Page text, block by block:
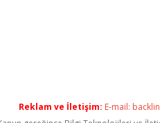
Reklam ve İletişim: E-mail: